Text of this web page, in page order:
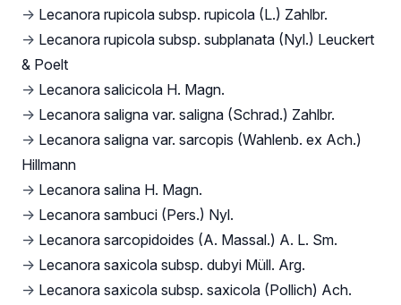
→ Lecanora rupicola subsp. rupicola (L.) Zahlbr.
→ Lecanora rupicola subsp. subplanata (Nyl.) Leuckert
& Poelt
→ Lecanora salicicola H. Magn.
→ Lecanora saligna var. saligna (Schrad.) Zahlbr.
→ Lecanora saligna var. sarcopis (Wahlenb. ex Ach.)
Hillmann
→ Lecanora salina H. Magn.
→ Lecanora sambuci (Pers.) Nyl.
→ Lecanora sarcopidoides (A. Massal.) A. L. Sm.
→ Lecanora saxicola subsp. dubyi Müll. Arg.
→ Lecanora saxicola subsp. saxicola (Pollich) Ach.